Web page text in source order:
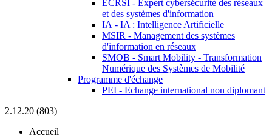
ECRSI - Expert cybersécurité des réseaux
et des systèmes d'information
IA - IA : Intelligence Artificielle
MSIR - Management des systèmes
d'information en réseaux
SMOB - Smart Mobility - Transformation
Numérique des Systèmes de Mobilité
Programme d'échange
PEI - Echange international non diplomant
2.12.20 (803)
Accueil